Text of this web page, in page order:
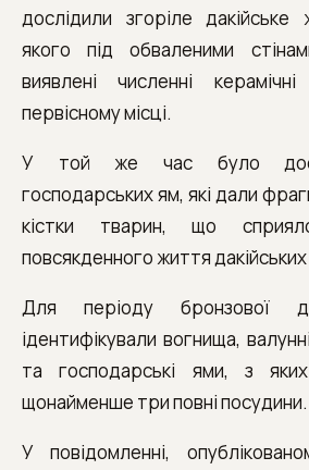
дослідили згоріле дакійське
якого під обваленими
виявлені численні
первісному місці.
У той же час було
господарських ям, які дали
кістки тварин, що
повсякденного життя
Для періоду бронзової
ідентифікували вогнища,
та господарські ями, з
щонайменше три повні посудини.
У повідомленні,